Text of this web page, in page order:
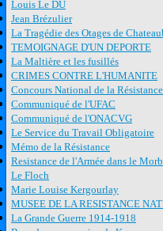
Louis Le DU
Jean Brézulier
La Tragédie des Otages de
TEMOIGNAGE D'UN DEPORTE
La Maltière et les fusillés
CRIMES CONTRE L'HUMANITE
Concours National de la
Communiqué de l'UFAC
Communiqué de l'ONACVG
Le Service du Travail Obligatoire
Mémo de la Résistance
Resistance de l'Armée dans le
Le Floch
Marie Louise Kergourlay
MUSEE DE LA RESISTANCE
La Grande Guerre 1914-1918